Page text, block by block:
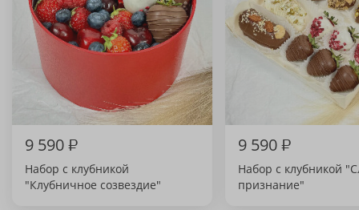
9 590₽
Набор с клубникой
"Клубничное созвездие"
9 590₽
Набор с клубникой
признание"